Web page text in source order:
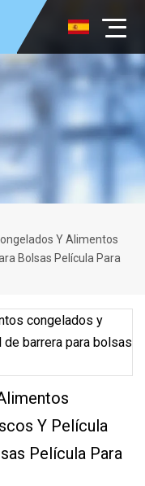
Y Alimentos
Bolsas Película Para
Y Película
Película Para